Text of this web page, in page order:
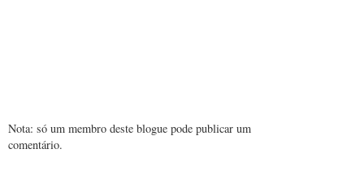
Nota: só um membro deste blogue pode publicar um
comentário.